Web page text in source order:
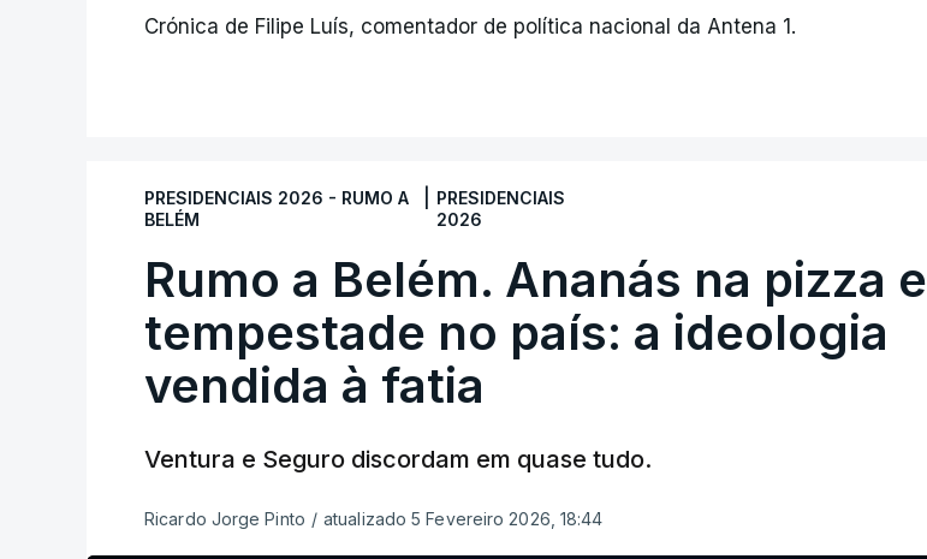
Crónica de Filipe Luís, comentador de política nacional da Antena 1.
PRESIDENCIAIS 2026 - RUMO A
BELÉM
PRESIDENCIAIS
2026
Rumo a Belém. Ananás na pizza e
tempestade no país: a ideologia
vendida à fatia
Ventura e Seguro discordam em quase tudo.
Ricardo Jorge Pinto / atualizado 5 Fevereiro 2026, 18:44